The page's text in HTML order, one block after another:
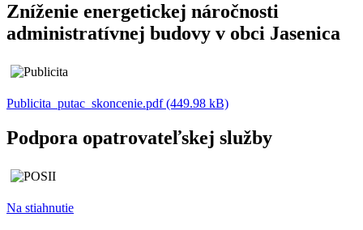
Zníženie energetickej náročnosti
administratívnej budovy v obci Jasenica
Publicita_putac_skoncenie.pdf (449.98 kB)
Podpora opatrovateľskej služby
Na stiahnutie